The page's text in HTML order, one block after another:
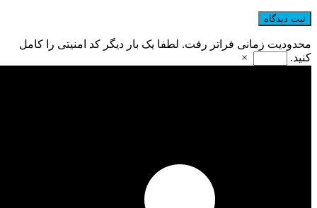
محدودیت زمانی فراتر رفت. لطفا یک بار دیگر کد امنیتی را کامل
کنید.
×